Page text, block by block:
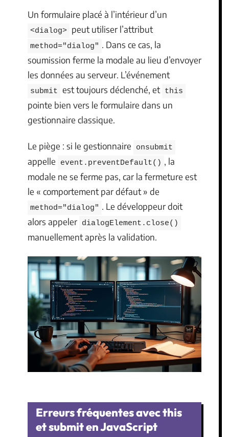
Un formulaire placé à l’intérieur d’un
<dialog> peut utiliser l’attribut
method="dialog" . Dans ce cas, la
soumission ferme la modale au lieu d’envoyer
les données au serveur. L’événement
submit est toujours déclenché, et this
pointe bien vers le formulaire dans un
gestionnaire classique.
Le piège : si le gestionnaire onsubmit
appelle event.preventDefault() , la
modale ne se ferme pas, car la fermeture est
le « comportement par défaut » de
method="dialog" . Le développeur doit
alors appeler dialogElement.close()
manuellement après la validation.
Erreurs fréquentes avec this
et submit en JavaScript